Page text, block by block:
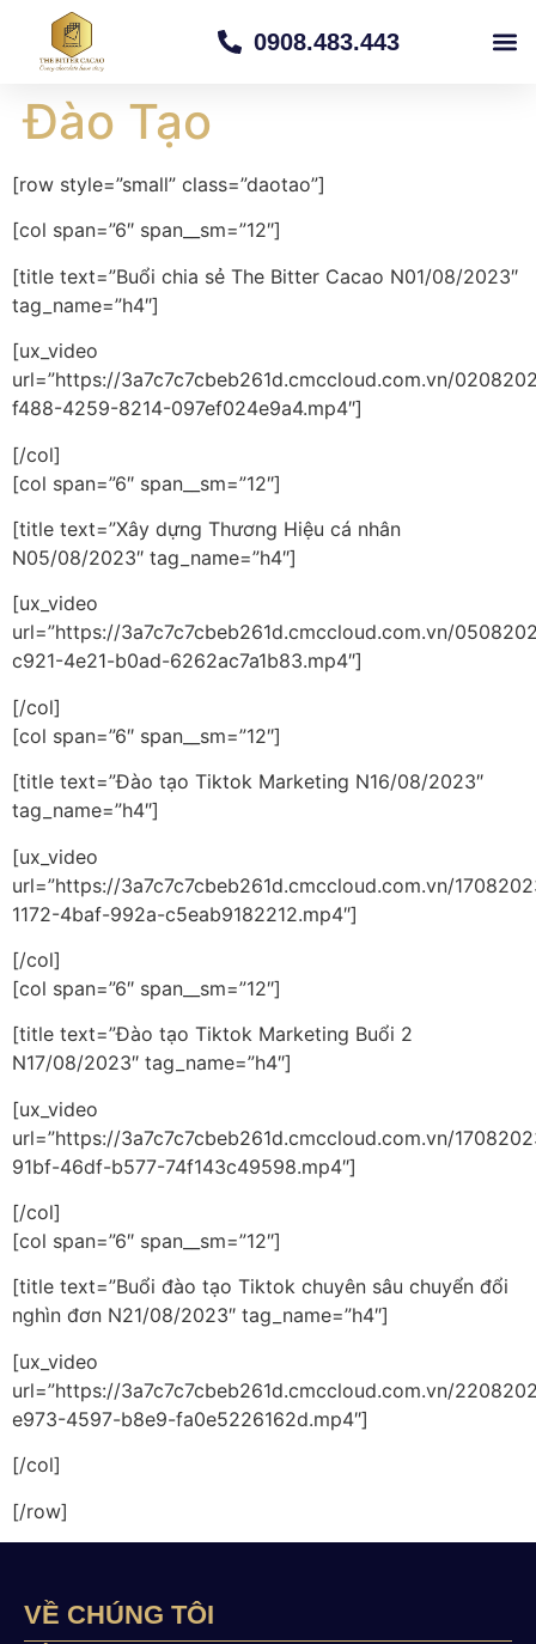
0908.483.443
Đào Tạo
[row style=”small” class=”daotao”]
[col span=”6″ span__sm=”12″]
[title text=”Buổi chia sẻ The Bitter Cacao N01/08/2023″
tag_name=”h4″]
[ux_video
url=”https://3a7c7c7cbeb261d.cmccloud.com.vn/
f488-4259-8214-097ef024e9a4.mp4″]
[/col]
[col span=”6″ span__sm=”12″]
[title text=”Xây dựng Thương Hiệu cá nhân
N05/08/2023″ tag_name=”h4″]
[ux_video
url=”https://3a7c7c7cbeb261d.cmccloud.com.vn/
c921-4e21-b0ad-6262ac7a1b83.mp4″]
[/col]
[col span=”6″ span__sm=”12″]
[title text=”Đào tạo Tiktok Marketing N16/08/2023″
tag_name=”h4″]
[ux_video
url=”https://3a7c7c7cbeb261d.cmccloud.com.vn/
1172-4baf-992a-c5eab9182212.mp4″]
[/col]
[col span=”6″ span__sm=”12″]
[title text=”Đào tạo Tiktok Marketing Buổi 2
N17/08/2023″ tag_name=”h4″]
[ux_video
url=”https://3a7c7c7cbeb261d.cmccloud.com.vn/
91bf-46df-b577-74f143c49598.mp4″]
[/col]
[col span=”6″ span__sm=”12″]
[title text=”Buổi đào tạo Tiktok chuyên sâu chuyển đổi
nghìn đơn N21/08/2023″ tag_name=”h4″]
[ux_video
url=”https://3a7c7c7cbeb261d.cmccloud.com.vn/
e973-4597-b8e9-fa0e5226162d.mp4″]
[/col]
[/row]
VỀ CHÚNG TÔI